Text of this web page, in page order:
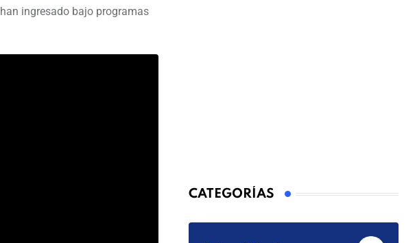
ingresado bajo programas
CATEGORÍAS